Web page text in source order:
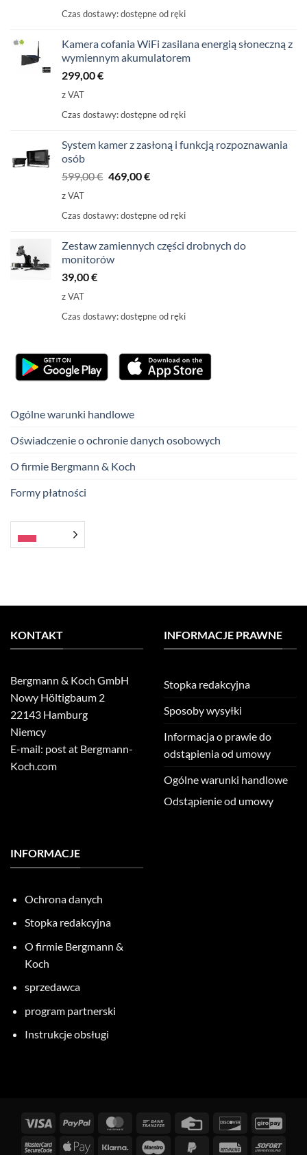
Czas dostawy:dostępne od ręki
Kamera cofania WiFi zasilana energią słoneczną z
wymiennym akumulatorem
299,00€
z VAT
Czas dostawy:dostępne od ręki
System kamer z zasłoną i funkcją rozpoznawania
osób
599,00€ Pierwotna
599,00
469,00€Aktualna
469,00
z VAT
Czas dostawy:dostępne od ręki
Zestaw zamiennych części drobnych do
monitorów
39,00€
z VAT
Czas dostawy:dostępne od ręki
Ogólne warunki handlowe
Oświadczenie o ochronie danych osobowych
O firmie Bergmann & Koch
Formy płatności
KONTAKT
Bergmann & Koch GmbH
Nowy Höltigbaum 2
22143 Hamburg
Niemcy
E-mail: post at Bergmann-
Koch.com
INFORMACJE PRAWNE
Stopka redakcyjna
Sposoby wysyłki
Informacja o prawie do
odstąpienia od umowy
Ogólne warunki handlowe
Odstąpienie od umowy
INFORMACJE
Ochrona danych
Stopka redakcyjna
O firmie Bergmann &
Koch
sprzedawca
program partnerski
Instrukcje obsługi
Wizy PayPal MasterCardPrzelew
Karta
Odkryj
MasterCardApple Klarna Maestro PayPal Faktura